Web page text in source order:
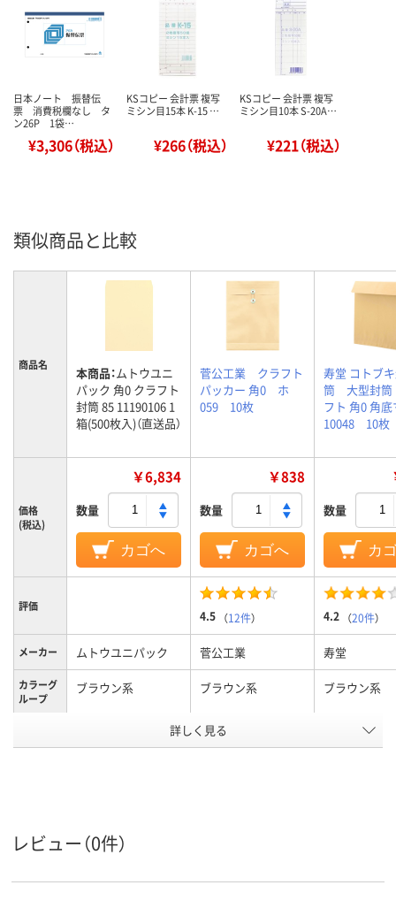
日本ノート 振替伝
票 消費税欄なし タ
ン26P 1袋…
¥3,306（税込）
KSコピー 会計票 複写
ミシン目15本 K-15 …
¥266（税込）
KSコピー 会計票 複写
ミシン目10本 S-20A…
¥221（税込）
類似商品と比較
商品名 本商品：ムトウユニ
パック 角0 クラフト
封筒 85 11190106 1
箱(500枚入)（直送品）
菅公工業 クラフト
パッカー 角0 ホ
059 10枚
寿堂 コトブ
筒 大型封筒
フト 角0 角
10048 10枚
価格
(税込)
￥6,834
数量
カゴへ
￥838
数量
カゴへ
数量
カ
評価
4.5 （12件） 4.2 （20件）
メーカー ムトウユニパック 菅公工業 寿堂
カラーグ
ループ
ブラウン系 ブラウン系 ブラウン系
テープ・のりなし テープなし
留め具の
有無
なし
封筒裏面
詳しく見る
レビュー（0件）